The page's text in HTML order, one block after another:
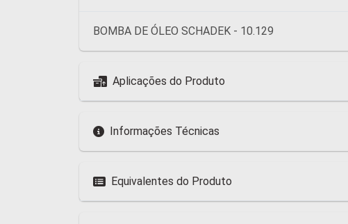
BOMBA DE ÓLEO SCHADEK - 10.129
Aplicações do Produto
Informações Técnicas
Equivalentes do Produto